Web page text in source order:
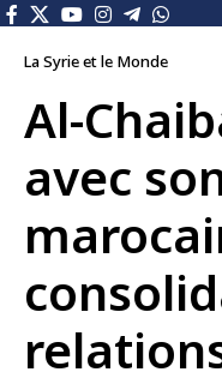
La Syrie et le Monde
Al-
avec